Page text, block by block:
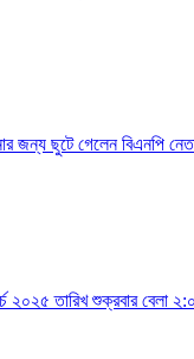
জন্য ছুটে গেলেন বিএনপি
তারিখ শুক্রবার বেলা